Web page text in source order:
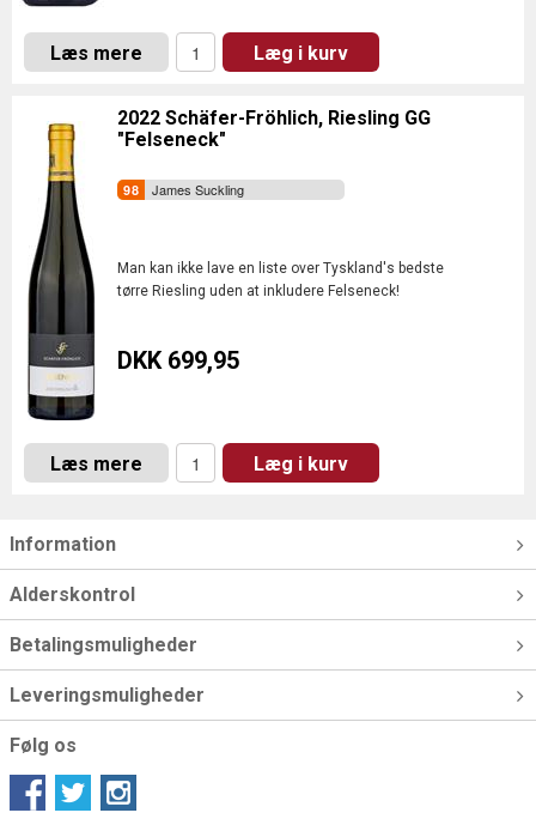
Læs mere Læg i kurv
2022 Schäfer-Fröhlich, Riesling GG
"Felseneck"
James Suckling
Man kan ikke lave en liste over Tyskland's bedste
tørre Riesling uden at inkludere Felseneck!
DKK 699,95
Læs mere Læg i kurv
Information
Alderskontrol
Betalingsmuligheder
Leveringsmuligheder
Følg os